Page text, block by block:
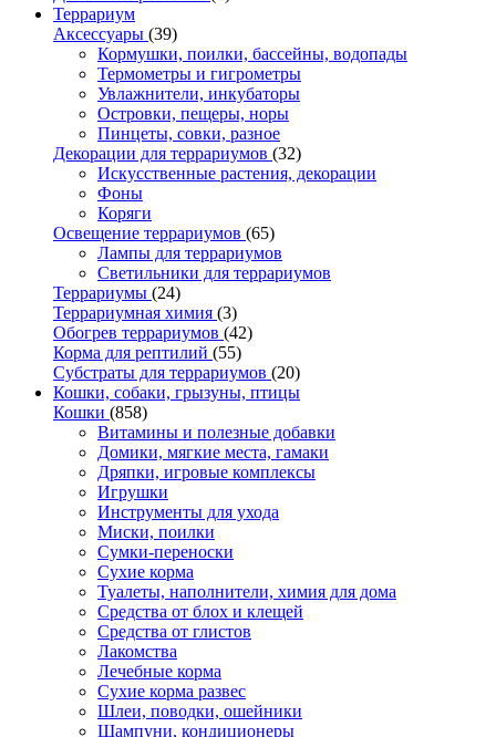
Террариум
Аксессуары (39)
Кормушки, поилки, бассейны, водопады
Термометры и гигрометры
Увлажнители, инкубаторы
Островки, пещеры, норы
Пинцеты, совки, разное
Декорации для террариумов (32)
Искусственные растения, декорации
Фоны
Коряги
Освещение террариумов (65)
Лампы для террариумов
Светильники для террариумов
Террариумы (24)
Террариумная химия (3)
Обогрев террариумов (42)
Корма для рептилий (55)
Субстраты для террариумов (20)
Кошки, собаки, грызуны, птицы
Кошки (858)
Витамины и полезные добавки
Домики, мягкие места, гамаки
Дряпки, игровые комплексы
Игрушки
Инструменты для ухода
Миски, поилки
Сумки-переноски
Сухие корма
Туалеты, наполнители, химия для дома
Средства от блох и клещей
Средства от глистов
Лакомства
Лечебные корма
Сухие корма развес
Шлеи, поводки, ошейники
Шампуни, кондиционеры